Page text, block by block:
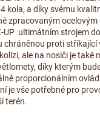
kola, a díky svému
zpracovaným ocelovým
UP ultimátním strojem
chráněnou proti
ale na nosiči je také
díky kterým
proporcionálním
je vše potřebné pro
terén.